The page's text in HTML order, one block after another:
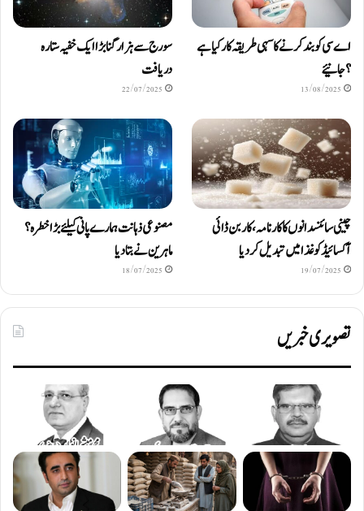
اے سی کو بند کرنے کا سہی طریقہ کار کیا ہے
؟ جانیئے
13/08/2025
سورج سے ہزار گنا بڑا ایک خفیہ ستارہ
دریافت
22/07/2025
چینی سائنسدانوں کا کارنامہ، کاربن ڈائی
آکسائیڈ کو غذا میں تبدیل کردیا
19/07/2025
مصنوعی ذہانت ہمارے پانی کیلئے بڑا خطرہ؟
ماہرین نے بتا دیا
18/07/2025
تصویری خبریں